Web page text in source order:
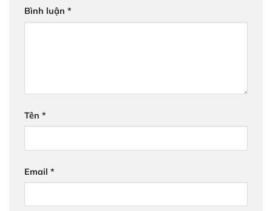
Bình luận *
Tên *
Email *